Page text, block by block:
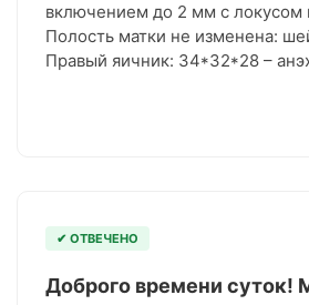
включением до 2 мм с локусом
Полость матки не изменена:
Правый яичник: 34*32*28 –
✔ ОТВЕЧЕНО
Доброго времени суток!